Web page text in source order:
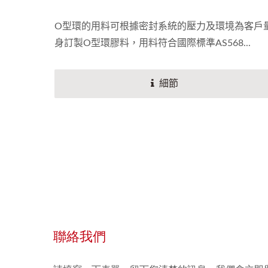
O型環的用料可根據密封系統的壓力及環境為客戶
身訂製O型環膠料，用料符合國際標準AS568...
細節